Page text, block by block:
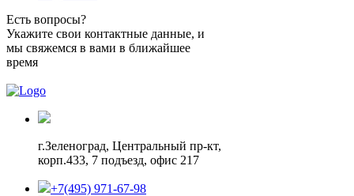
Есть вопросы?
Укажите свои контактные данные, и
мы свяжемся в вами в ближайшее
время
г.Зеленоград, Центральный пр-кт,
корп.433, 7 подъезд, офис 217
+7(495) 971-67-98